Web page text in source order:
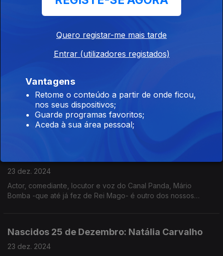
Pedro Miguel Ribeiro foi à procura de histórias de nascidos a
célebres da televisão portuguesa: Manuel Luís Goucha.
Nascidos 25 de Dezembro: Hugo Van der Ding
23 dez. 2024
Hugo Van Der Ding nasceu a 24 de Dezembro às 23:00 pela
hora de Lisboa. Acontece que também é neerlandês, e pelo
fuso horário de Amsterdão, nasceu já a 25 de Dezembro.
23 dez. 2024
Actor, comediante, locutor e voz do Canal Panda, Mário
Bomba -que até já fez de Rei Mago- é outro dos nossos
Nascidos 25 de Dezembro: Natália Carvalho
23 dez. 2024
Quero registar-me mais tarde
Entrar (utilizadores registados)
Vantagens
Retome o conteúdo a partir de onde ficou,
nos seus dispositivos;
Guarde programas favoritos;
Aceda à sua área pessoal;